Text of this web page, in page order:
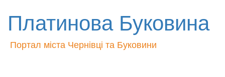
Платинова Буковина
Портал міста Чернівці та Буковини